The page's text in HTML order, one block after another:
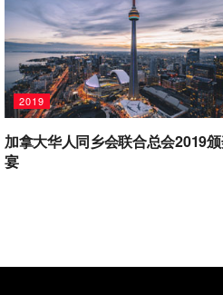
2019
加拿大华人同乡会联合总会2019
宴